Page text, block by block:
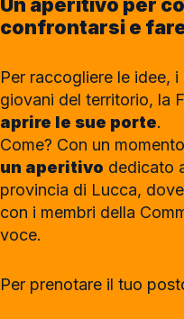
Un aperitivo per
confrontarsi e
Per raccogliere le idee,
giovani del territorio, la
aprire le sue porte.
Come? Con un
un aperitivo dedicato
provincia di Lucca,
con i membri della
voce.
Per prenotare il tuo